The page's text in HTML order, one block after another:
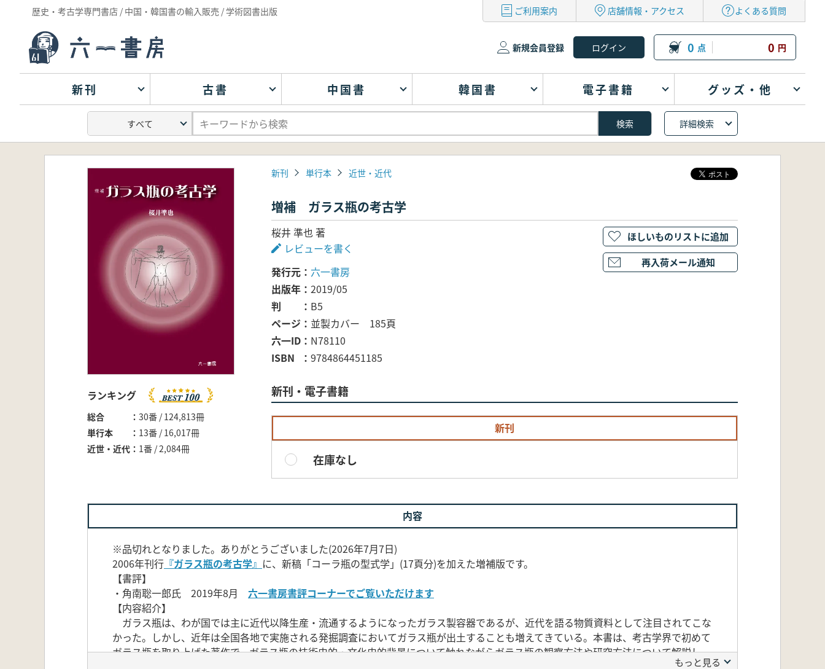
歴史・考古学専門書店 / 中国・韓国書の輸入販売 / 学術図書出版 ご利用案内 店舗情報・アクセス よくある質問
新規会員登録 0 点 0 円
新刊 古書 中国書 韓国書 電子書籍 グッズ・他
詳細検索
ランキング
総合
30番 / 124,813冊
単行本
13番 / 16,017冊
近世・近代
1番 / 2,084冊
新刊 単行本 近世・近代
増補 ガラス瓶の考古学
桜井 準也 著
レビューを書く
発行元
六一書房
出版年
2019/05
判
B5
ページ
並製カバー 185頁
六一ID
N78110
ISBN
9784864451185
新刊・電子書籍
新刊
在庫なし
ほしいものリストに追加
再入荷メール通知
内容
※品切れとなりました。ありがとうございました(2026年7月7日)
2006年刊行 『ガラス瓶の考古学』 に、新稿「コーラ瓶の型式学」(17頁分)を加えた増補版です。
【書評】
・角南聡一郎氏 2019年8月 六一書房書評コーナーでご覧いただけます
【内容紹介】
ガラス瓶は、わが国では主に近代以降生産・流通するようになったガラス製容器であるが、近代を語る物質資料として注目されてこな
かった。しかし、近年は全国各地で実施される発掘調査においてガラス瓶が出土することも増えてきている。本書は、考古学界で初めて
ガラス瓶を取り上げた著作で、ガラス瓶の技術史的・文化史的背景について触れながらガラス瓶の観察方法や研究方法について解説し
もっと見る